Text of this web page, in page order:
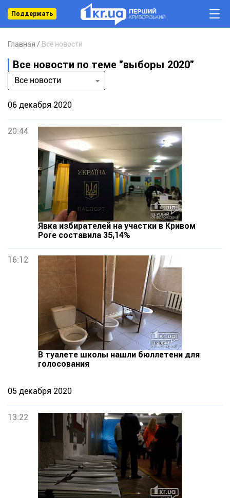
Поддержать
Главная Все новости
Все новости по теме "выборы 2020"
Все новости
06 декабря 2020
20:44
Явка избирателей на участки в Кривом
Роге составила 35,14%
16:12
В туалете школы нашли бюллетени для
голосования
05 декабря 2020
13:22